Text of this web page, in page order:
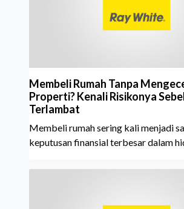
White Indonesia. Top Brand Award m
Membeli Rumah Tanpa
Properti? Kenali Risikonya
Terlambat
Membeli rumah sering kali menjadi
keputusan finansial terbesar dalam
aktif merencanakan kepemilikan